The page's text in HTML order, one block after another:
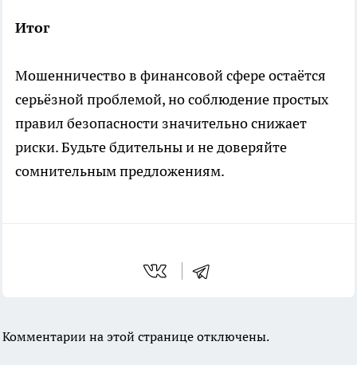
Итог
Мошенничество в финансовой сфере остаётся
серьёзной проблемой, но соблюдение простых
правил безопасности значительно снижает
риски. Будьте бдительны и не доверяйте
сомнительным предложениям.
Комментарии на этой странице отключены.